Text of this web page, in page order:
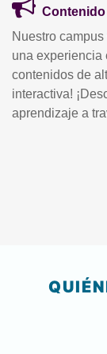
Nuestro
una experiencia
contenidos de
interactiva!
aprendizaje a